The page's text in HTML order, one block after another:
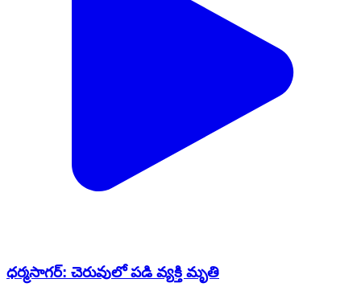
ధర్మసాగర్: చెరువులో పడి వ్యక్తి మృతి